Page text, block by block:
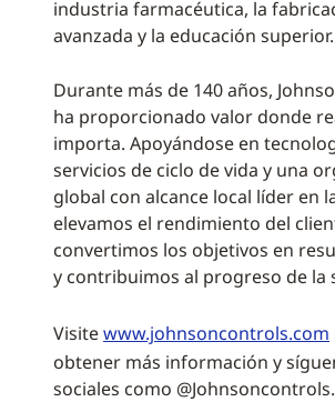
industria farmacéutica, la
avanzada y la educación superior.
Durante más de 140 años,
ha proporcionado valor donde
importa. Apoyándose en
servicios de ciclo de vida y una
global con alcance local líder en
elevamos el rendimiento del
convertimos los objetivos en
y contribuimos al progreso de la
Visitewww.johnsoncontrols.com
obtener más información y
sociales como @Johnsoncontrols.